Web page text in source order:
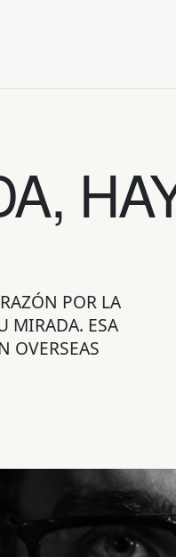
POR LA
MIRADA. ESA
OVERSEAS